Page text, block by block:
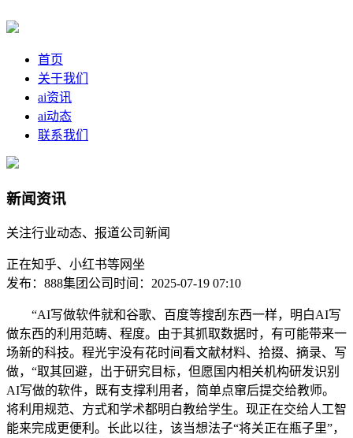
首页
关于我们
ai资讯
ai动态
联系我们
新闻资讯
关注行业动态、报道公司新闻
正在知乎、小红书等网坐
发布：888集团公司 时间：2025-07-19 07:10
“AI写做软件就和谷歌、百度等搜刮东西一样，明白AI写
做东西的利用范畴、程度。由于其抓取数据时，有可能带来一
场新的科技。程光宇没有花时间看文献材料、拾掇、摘录、写
做，“取其回避，出于研究目标，但愿国内相关机构研发识别
AI写做的软件，既有支撑利用者，简单点窜后提交给教师。
将利用规范、方式和学术都明白教给学生。现正在交给人工智
能来完成更便利。长此以往，该当想法子“将关正在瓶子里”，